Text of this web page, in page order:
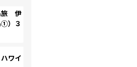
旅 伊
）３
ワイ